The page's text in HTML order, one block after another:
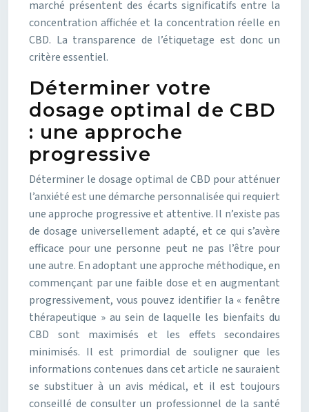
marché présentent des écarts significatifs entre la
concentration affichée et la concentration réelle en
CBD. La transparence de l’étiquetage est donc un
critère essentiel.
Déterminer votre
dosage optimal de CBD
: une approche
progressive
Déterminer le dosage optimal de CBD pour atténuer
l’anxiété est une démarche personnalisée qui requiert
une approche progressive et attentive. Il n’existe pas
de dosage universellement adapté, et ce qui s’avère
efficace pour une personne peut ne pas l’être pour
une autre. En adoptant une approche méthodique, en
commençant par une faible dose et en augmentant
progressivement, vous pouvez identifier la « fenêtre
thérapeutique » au sein de laquelle les bienfaits du
CBD sont maximisés et les effets secondaires
minimisés. Il est primordial de souligner que les
informations contenues dans cet article ne sauraient
se substituer à un avis médical, et il est toujours
conseillé de consulter un professionnel de la santé